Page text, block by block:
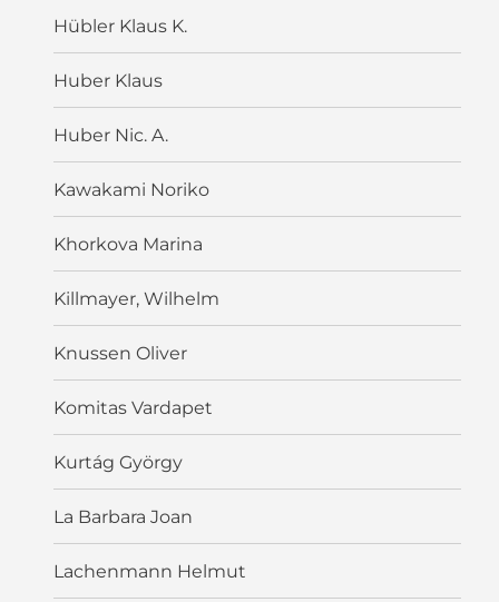
Hübler Klaus K.
Huber Klaus
Huber Nic. A.
Kawakami Noriko
Khorkova Marina
Killmayer, Wilhelm
Knussen Oliver
Komitas Vardapet
Kurtág György
La Barbara Joan
Lachenmann Helmut